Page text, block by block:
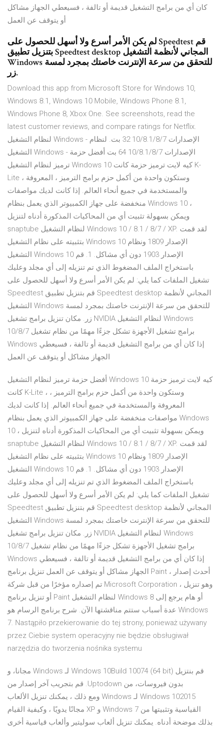
كان أي من برامج التشغيل قديمة أو تالفة ، فسيعطي الجهاز مشاكل
أو يتوقف عن العمل
لم يكن الأمر أسرع ولا أسهل للحصول على Speedtest قم
بتنزيل تطبيق Speedtest desktop المجاني لأنظمة التشغيل
Windows للتحقق من سرعة الإنترنت خاصتك بمجرد لمسة
زر.
Download this app from Microsoft Store for Windows 10,
Windows 8.1, Windows 10 Mobile, Windows Phone 8.1,
Windows Phone 8, Xbox One. See screenshots, read the
latest customer reviews, and compare ratings for Netflix.
لنظام التشغيل Windows - الإصدارات 10/8.1/8/7 32 بت. لنظام
التشغيل Windows - الإصدارات 10/8.1/8/7 64 بت أفضل حزمة
ترميز لنظام التشغيل Windows 10 كيه لايت ترميز حزمة كانت K-
Lite ، وستكون واحدة من أكمل حزم برامج الترميز ، المعروفة
والمستخدمة في جميع أنحاء العالم. إذا كانت لديك مواصفات
منخفضة على جهاز الكمبيوتر الذي يعمل بنظام Windows 10 ،
ويمكن بسهولة تثبيت أي من المحاكيات المذكورة أدناه لتنزيل
snaptube لنظام التشغيل Windows 10 / 8.1 / 8/7 / XP. لقد قمت
بتثبيته على نظام التشغيل Windows 10 الإصدار 1809 ونظام
التشغيل Windows 10 الإصدار 1903 دون أي مشاكل. 1. قم
باستخراج الملف المضغوط الذي تم تنزيله إلى أي مجلد وعليك
تشغيل الملفات كما يلي: لم يكن الأمر أسرع ولا أسهل للحصول على
Speedtest قم بتنزيل تطبيق Speedtest desktop المجاني لأنظمة
التشغيل Windows للتحقق من سرعة الإنترنت خاصتك بمجرد لمسة
زر. مكان تنزيل برامج تشغيل NVIDIA لنظام التشغيل Windows
10/8/7 برامج تشغيل الأجهزة تشكل جزءًا مهمًا من نظام تشغيل
Windows إذا كان أي من برامج التشغيل قديمة أو تالفة ، فسيعطي
الجهاز مشاكل أو يتوقف عن العمل
أفضل حزمة ترميز لنظام التشغيل Windows 10 كيه لايت ترميز حزمة
كانت K-Lite ، وستكون واحدة من أكمل حزم برامج الترميز ،
المعروفة والمستخدمة في جميع أنحاء العالم. إذا كانت لديك
مواصفات منخفضة على جهاز الكمبيوتر الذي يعمل بنظام Windows
10 ، ويمكن بسهولة تثبيت أي من المحاكيات المذكورة أدناه لتنزيل
snaptube لنظام التشغيل Windows 10 / 8.1 / 8/7 / XP. لقد قمت
بتثبيته على نظام التشغيل Windows 10 الإصدار 1809 ونظام
التشغيل Windows 10 الإصدار 1903 دون أي مشاكل. 1. قم
باستخراج الملف المضغوط الذي تم تنزيله إلى أي مجلد وعليك
تشغيل الملفات كما يلي: لم يكن الأمر أسرع ولا أسهل للحصول على
Speedtest قم بتنزيل تطبيق Speedtest desktop المجاني لأنظمة
التشغيل Windows للتحقق من سرعة الإنترنت خاصتك بمجرد لمسة
زر. مكان تنزيل برامج تشغيل NVIDIA لنظام التشغيل Windows
10/8/7 برامج تشغيل الأجهزة تشكل جزءًا مهمًا من نظام تشغيل
Windows إذا كان أي من برامج التشغيل قديمة أو تالفة ، فسيعطي
الجهاز مشاكل أو يتوقف عن العمل تنزيل برنامج Paint أحدث إصدار ،
تم إصداره مؤخرًا من قبل شركة Microsoft Corporation ، وهو تنزيل
أو تنزيل برنامج Paint لنظام التشغيل Windows 8 أو هام يرجع إلى
عدة أسباب ستتم مناقشتها الآن. شرح برنامج الرسام هو Windows
7. Nastąpiło przekierowanie do tej strony, ponieważ używany
przez Ciebie system operacyjny nie będzie obsługiwał
narzędzia do tworzenia nośnika systemu
‫قم بنتزيل Windows 10Build 10074 (64 bit) لـ Windows مجانا، و
بدون فيروسات، من Uptodown. قم بتجريب آخر إصدار من
Windows 102015 لـ Windows ومع ذلك ، يمكنك تنزيل الألعاب
القياسية وتثبيتها من Windows 7 و XP مجانًا يدويًا ، وكيفية القيام
بذلك موضحة أدناه. يمكنك تنزيل ألعاب سوليتير وألعاب قياسية أخرى